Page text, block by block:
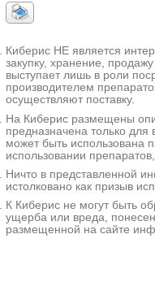
Киберис НЕ является
закупку, хранение,
выступает лишь в роли
производителем
осуществляют поставку.
На Киберис размещены
предназначена только
может быть использована
использовании
Ничто в представленной
истолковано как призыв
К Киберис не могут быть
ущерба или вреда,
размещенной на сайте